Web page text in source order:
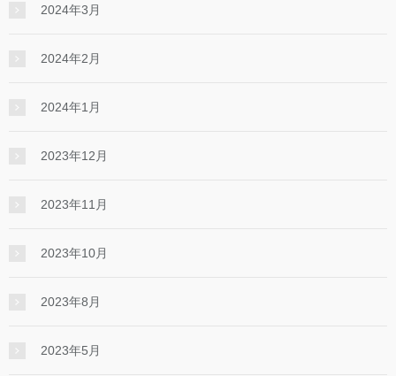
2024年3月
2024年2月
2024年1月
2023年12月
2023年11月
2023年10月
2023年8月
2023年5月